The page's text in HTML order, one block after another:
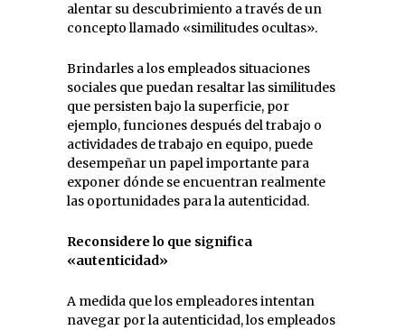
alentar su descubrimiento a través de un
concepto llamado «similitudes ocultas».
Brindarles a los empleados situaciones
sociales que puedan resaltar las similitudes
que persisten bajo la superficie, por
ejemplo, funciones después del trabajo o
actividades de trabajo en equipo, puede
desempeñar un papel importante para
exponer dónde se encuentran realmente
las oportunidades para la autenticidad.
Reconsidere lo que significa
«autenticidad»
A medida que los empleadores intentan
navegar por la autenticidad, los empleados